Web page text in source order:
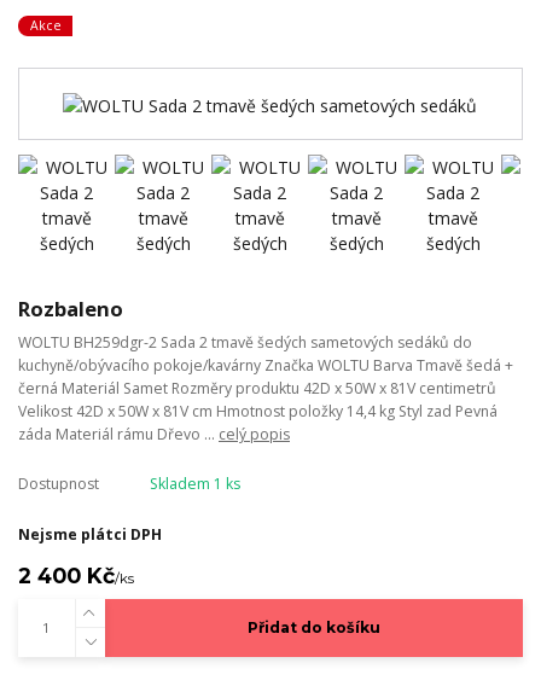
Akce
Rozbaleno
WOLTU BH259dgr-2 Sada 2 tmavě šedých sametových sedáků do
kuchyně/obývacího pokoje/kavárny Značka WOLTU Barva Tmavě šedá +
černá Materiál Samet Rozměry produktu 42D x 50W x 81V centimetrů
Velikost 42D x 50W x 81V cm Hmotnost položky 14,4 kg Styl zad Pevná
záda Materiál rámu Dřevo ... celý popis
Dostupnost Skladem 1 ks
Nejsme plátci DPH
2 400 Kč/ks
Přidat do košíku